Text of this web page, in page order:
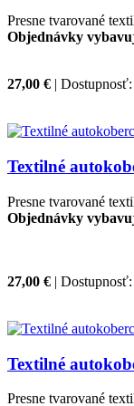
Presne tvarované
Objednávky
27,00 € | Dostupnosť:
Textilné
Presne tvarované
Objednávky
27,00 € | Dostupnosť:
Textilné
Presne tvarované